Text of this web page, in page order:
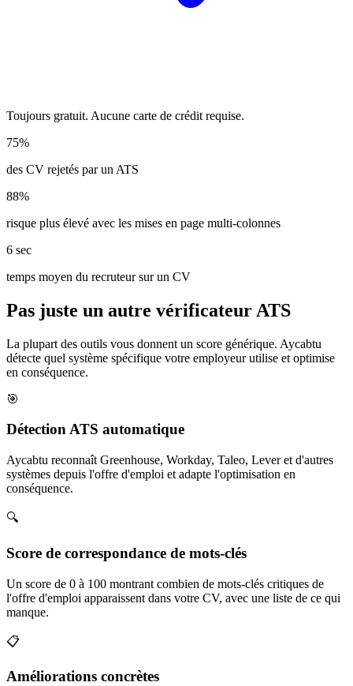
Toujours gratuit. Aucune carte de crédit requise.
75%
des CV rejetés par un ATS
88%
risque plus élevé avec les mises en page multi-colonnes
6 sec
temps moyen du recruteur sur un CV
Pas juste un autre vérificateur ATS
La plupart des outils vous donnent un score générique. Aycabtu
détecte quel système spécifique votre employeur utilise et optimise
en conséquence.
🎯
Détection ATS automatique
Aycabtu reconnaît Greenhouse, Workday, Taleo, Lever et d'autres
systèmes depuis l'offre d'emploi et adapte l'optimisation en
conséquence.
🔍
Score de correspondance de mots-clés
Un score de 0 à 100 montrant combien de mots-clés critiques de
l'offre d'emploi apparaissent dans votre CV, avec une liste de ce qui
manque.
📋
Améliorations concrètes